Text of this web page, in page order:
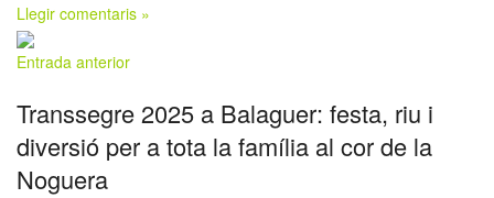
Llegir comentaris »
Entrada anterior
Transsegre 2025 a Balaguer: festa, riu i
diversió per a tota la família al cor de la
Noguera